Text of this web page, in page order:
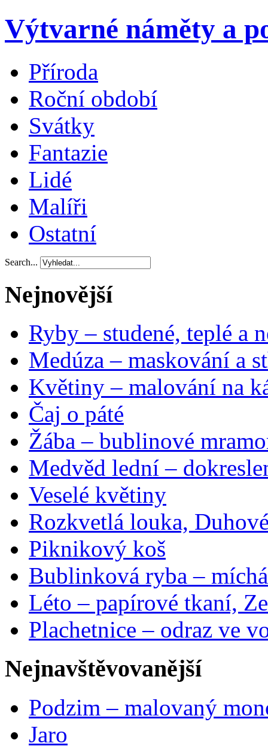
Výtvarné náměty a
Příroda
Roční období
Svátky
Fantazie
Lidé
Malíři
Ostatní
Search...
Nejnovější
Ryby – studené, teplé a
Medúza – maskování a
Květiny – malování na
Čaj o páté
Žába – bublinové
Medvěd lední –
Veselé květiny
Rozkvetlá louka,
Piknikový koš
Bublinková ryba –
Léto – papírové tkaní,
Plachetnice – odraz ve
Nejnavštěvovanější
Podzim – malovaný
Jaro